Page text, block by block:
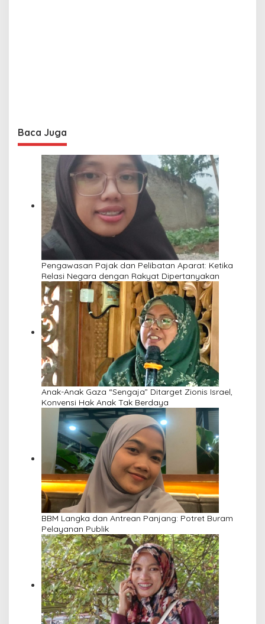
Baca Juga
Pengawasan Pajak dan Pelibatan Aparat: Ketika
Relasi Negara dengan Rakyat Dipertanyakan
Anak-Anak Gaza “Sengaja” Ditarget Zionis Israel,
Konvensi Hak Anak Tak Berdaya
BBM Langka dan Antrean Panjang: Potret Buram
Pelayanan Publik